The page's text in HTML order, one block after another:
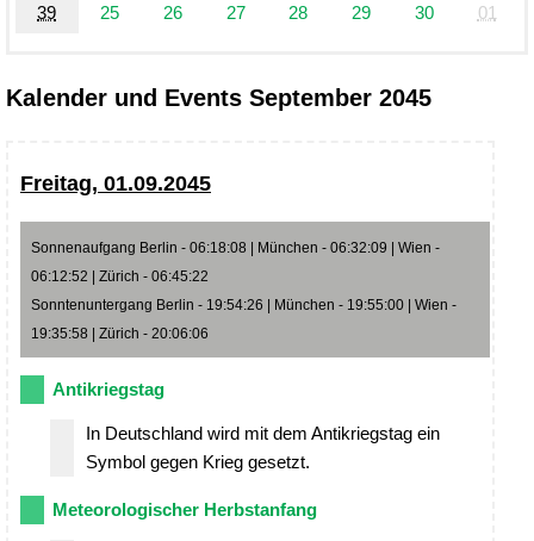
39
25 26 27 28 29 30 01
Kalender und Events September 2045
Freitag, 01.09.2045
Sonnenaufgang Berlin - 06:18:08 | München - 06:32:09 | Wien -
06:12:52 | Zürich - 06:45:22
Sonntenuntergang Berlin - 19:54:26 | München - 19:55:00 | Wien -
19:35:58 | Zürich - 20:06:06
Antikriegstag
In Deutschland wird mit dem Antikriegstag ein
Symbol gegen Krieg gesetzt.
Meteorologischer Herbstanfang